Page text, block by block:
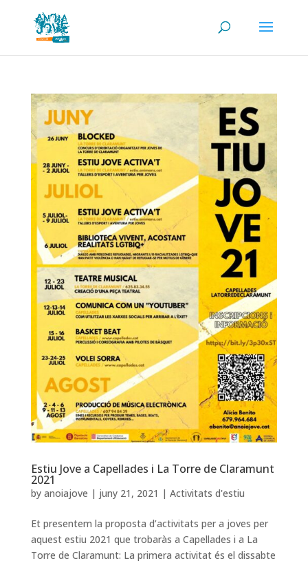
Estiu Jove a Capellades i La Torre de Claramunt
2021
by anoiajove | juny 21, 2021 | Activitats d'estiu
Et presentem la proposta d’activitats per a joves per
aquest estiu 2021 que trobaràs a Capellades i a La
Torre de Claramunt: La primera activitat és el dissabte